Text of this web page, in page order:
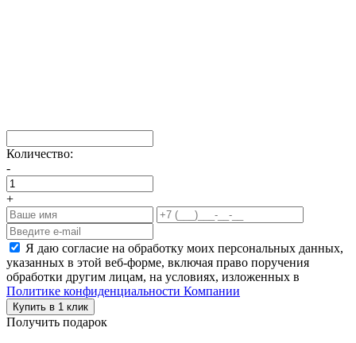
Количество:
-
+
Я даю согласие на обработку моих персональных данных,
указанных в этой веб-форме, включая право поручения
обработки другим лицам, на условиях, изложенных в
Политике конфиденциальности Компании
Купить в 1 клик
Получить подарок